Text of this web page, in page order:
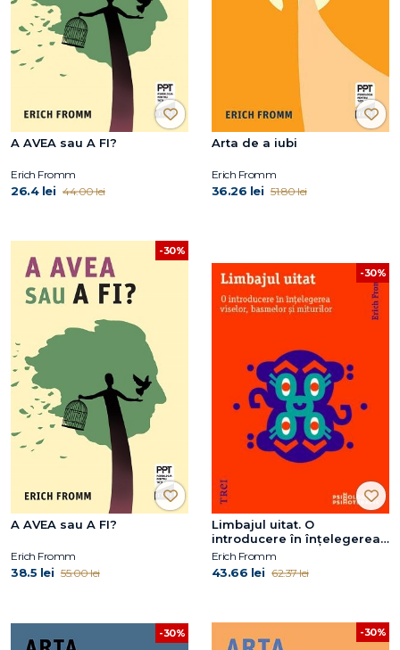
A AVEA sau A FI?
Erich Fromm
26.4 lei 44.00 lei
Arta de a iubi
Erich Fromm
36.26 lei 51.80 lei
-30%
A AVEA sau A FI?
Erich Fromm
38.5 lei 55.00 lei
-30%
Limbajul uitat. O
introducere în înțelegerea
viselor, basmelor și
miturilor
Erich Fromm
43.66 lei 62.37 lei
-30% -30%